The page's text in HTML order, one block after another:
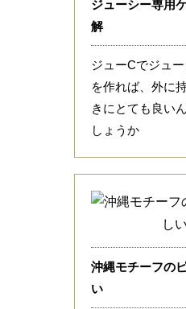
ジューシー専用
解
ジューCでジュ
を作れば、外に
きにとても良い
しょうか
沖縄モチーフの
い